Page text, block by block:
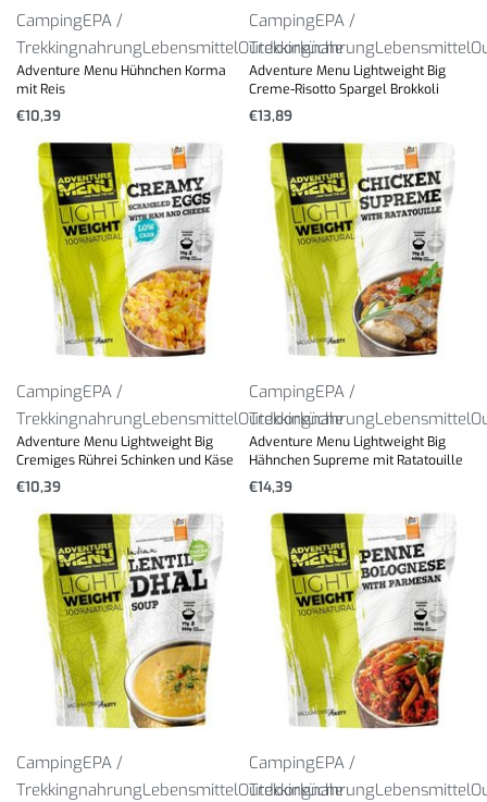
CampingEPA /
TrekkingnahrungLebensmittelOutdoorküche
Adventure Menu Hühnchen Korma
mit Reis
€10,39
CampingEPA /
TrekkingnahrungLebensmittel
Adventure Menu Lightweight Big
Creme-Risotto Spargel Brokkoli
€13,89
CampingEPA /
TrekkingnahrungLebensmittelOutdoorküche
Adventure Menu Lightweight Big
Cremiges Rührei Schinken und Käse
€10,39
CampingEPA /
TrekkingnahrungLebensmittel
Adventure Menu Lightweight Big
Hähnchen Supreme mit Ratatouille
€14,39
CampingEPA /
TrekkingnahrungLebensmittelOutdoorküche
CampingEPA /
TrekkingnahrungLebensmittel